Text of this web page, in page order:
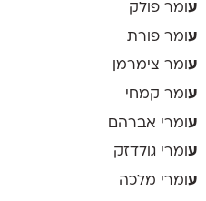
עומר פולק
ע ומר פורת
עומר צימרמן
ע ומר קמחי
ע ומרי אברהם
עומרי גולדזק
ע ומרי מלכה